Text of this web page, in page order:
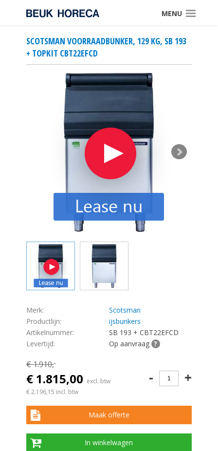
MENU
SCOTSMAN VOORRAADBUNKER, 129 KG, SB 193
+ TOPKIT CBT22EFCD
Merk:
Scotsman
Productlijn:
ijsbunkers
Artikelnummer:
SB 193 + CBT22EFCD
Levertijd:
Op aanvraag ?
€ 1.910,-
- +
€ 1.815,00 excl. btw
€ 2.196,15 incl. btw
Maak offerte
In winkelwagen